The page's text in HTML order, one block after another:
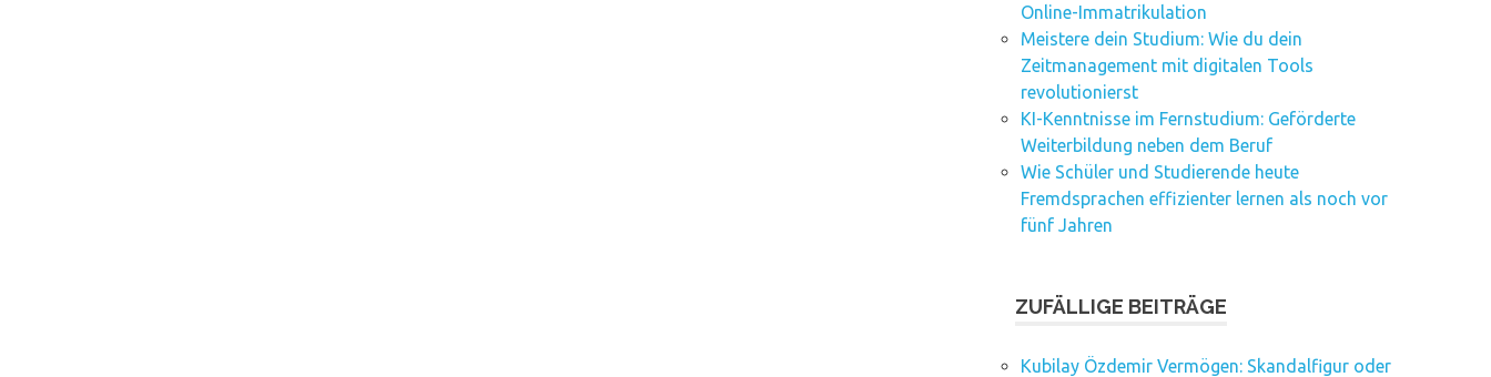
Online-Immatrikulation
Meistere dein Studium: Wie du dein
Zeitmanagement mit digitalen Tools
revolutionierst
KI-Kenntnisse im Fernstudium: Geförderte
Weiterbildung neben dem Beruf
Wie Schüler und Studierende heute
Fremdsprachen effizienter lernen als noch vor
fünf Jahren
ZUFÄLLIGE BEITRÄGE
Kubilay Özdemir Vermögen: Skandalfigur oder